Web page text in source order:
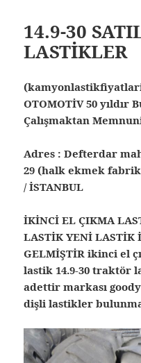
14.9-30
LASTİKLER
OTOMOTİV 50 yıldır
Çalışmaktan
Adres : Defterdar
29 (halk ekmek
/ İSTANBUL
İKİNCİ EL ÇIKMA
LASTİK YENİ LASTİK
GELMİŞTİR ikinci el
lastik 14.9-30 traktör
adettir markası
dişli lastikler